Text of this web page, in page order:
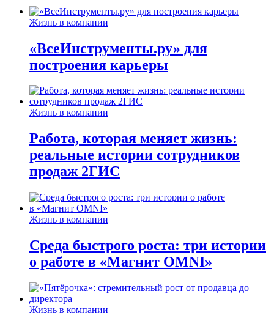
Жизнь в компании
«ВсеИнструменты.ру» для
построения карьеры
Жизнь в компании
Работа, которая меняет жизнь:
реальные истории сотрудников
продаж 2ГИС
Жизнь в компании
Среда быстрого роста: три истории
о работе в «Магнит OMNI»
Жизнь в компании